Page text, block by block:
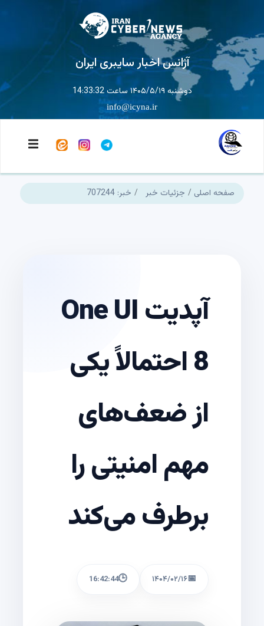
آژانس اخبار سایبری ایران
دوشنبه ۱۴۰۵/۵/۱۹ ساعت 14:33:32
info@icyna.ir
صفحه اصلی جزئیات خبر خبر: 707244
آپدیت One UI
8 احتمالاً یکی
از ضعف‌های
مهم امنیتی را
برطرف می‌کند
📅۱۴۰۴/۰۲/۱۶ 🕒
16:42:44